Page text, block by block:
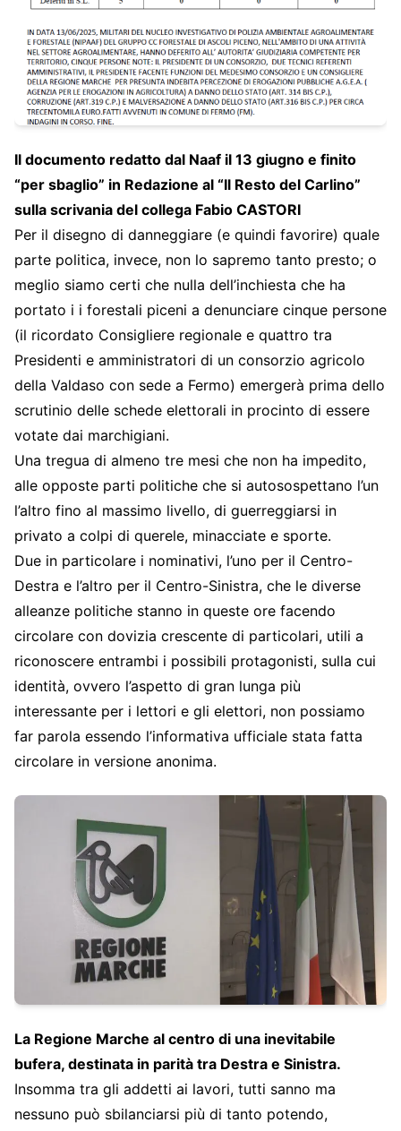
Il documento redatto dal Naaf il 13 giugno e finito
“per sbaglio” in Redazione al “Il Resto del Carlino”
sulla scrivania del collega Fabio CASTORI
Per il disegno di danneggiare (e quindi favorire) quale
parte politica, invece, non lo sapremo tanto presto; o
meglio siamo certi che nulla dell’inchiesta che ha
portato i i forestali piceni a denunciare cinque persone
(il ricordato Consigliere regionale e quattro tra
Presidenti e amministratori di un consorzio agricolo
della Valdaso con sede a Fermo) emergerà prima dello
scrutinio delle schede elettorali in procinto di essere
votate dai marchigiani.
Una tregua di almeno tre mesi che non ha impedito,
alle opposte parti politiche che si autosospettano l’un
l’altro fino al massimo livello, di guerreggiarsi in
privato a colpi di querele, minacciate e sporte.
Due in particolare i nominativi, l’uno per il Centro-
Destra e l’altro per il Centro-Sinistra, che le diverse
alleanze politiche stanno in queste ore facendo
circolare con dovizia crescente di particolari, utili a
riconoscere entrambi i possibili protagonisti, sulla cui
identità, ovvero l’aspetto di gran lunga più
interessante per i lettori e gli elettori, non possiamo
far parola essendo l’informativa ufficiale stata fatta
circolare in versione anonima.
La Regione Marche al centro di una inevitabile
bufera, destinata in parità tra Destra e Sinistra.
Insomma tra gli addetti ai lavori, tutti sanno ma
nessuno può sbilanciarsi più di tanto potendo,